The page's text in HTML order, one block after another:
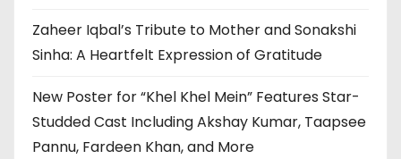
Zaheer Iqbal’s Tribute to Mother and Sonakshi
Sinha: A Heartfelt Expression of Gratitude
New Poster for “Khel Khel Mein” Features Star-
Studded Cast Including Akshay Kumar, Taapsee
Pannu, Fardeen Khan, and More